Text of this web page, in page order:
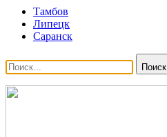
Тамбов
Липецк
Саранск
Поиск